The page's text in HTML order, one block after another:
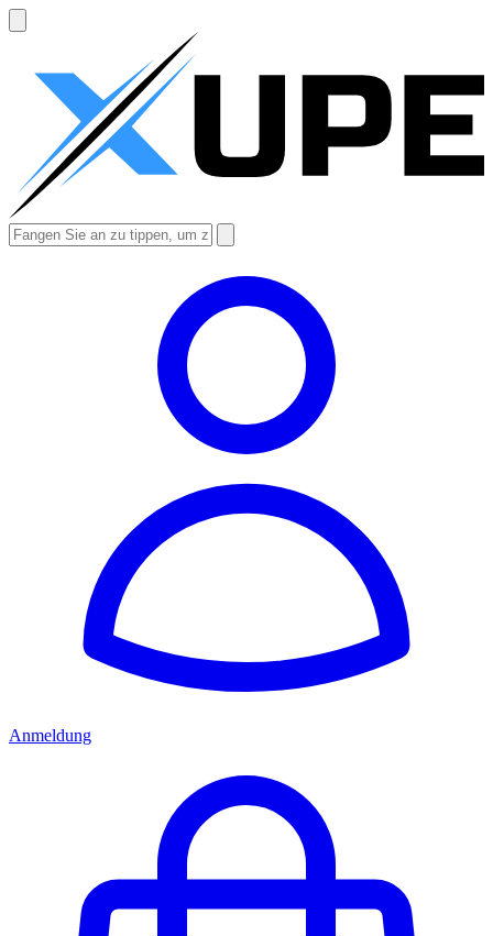
Anmeldung